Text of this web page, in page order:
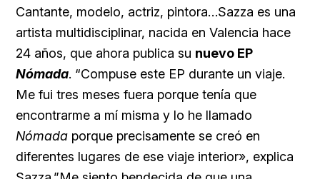
Cantante, modelo, actriz, pintora…Sazza es una
artista multidisciplinar, nacida en Valencia hace
24 años, que ahora publica su nuevo EP
Nómada. “Compuse este EP durante un viaje.
Me fui tres meses fuera porque tenía que
encontrarme a mí misma y lo he llamado
Nómada porque precisamente se creó en
diferentes lugares de ese viaje interior», explica